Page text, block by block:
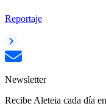
Reportaje
Newsletter
Recibe Aleteia cada día